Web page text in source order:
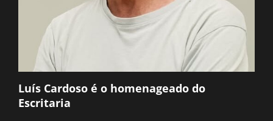
Luís Cardoso é o homenageado do
Escritaria